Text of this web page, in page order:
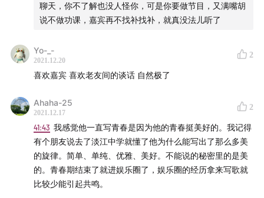
聊天，你不了解也没人怪你，可是你要做节目，又满嘴胡
说不做功课，嘉宾再不找补找补，就真没法儿听了
Yo-_-
2021.12.20
2
喜欢嘉宾 喜欢老友间的谈话 自然极了
Ahaha-25
2021.12.17
2
41:43 我感觉他一直写青春是因为他的青春挺美好的。我记得
有个朋友说去了淡江中学就懂了他为什么能写出了那么多美
的旋律。简单、单纯、优雅、美好。不能说的秘密里的是美
的。青春期结束了就进娱乐圈了，娱乐圈的经历拿来写歌就
比较少能引起共鸣。